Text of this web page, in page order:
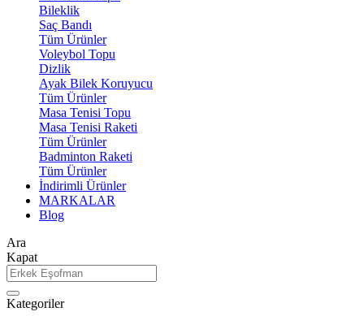
Bileklik
Saç Bandı
Tüm Ürünler
Voleybol Topu
Dizlik
Ayak Bilek Koruyucu
Tüm Ürünler
Masa Tenisi Topu
Masa Tenisi Raketi
Tüm Ürünler
Badminton Raketi
Tüm Ürünler
İndirimli Ürünler
MARKALAR
Blog
Ara
Kapat
Kategoriler